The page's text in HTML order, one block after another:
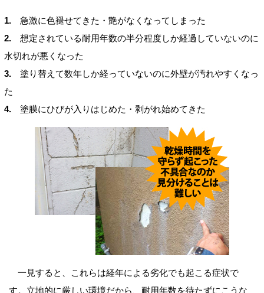
1. 急激に色褪せてきた・艶がなくなってしまった
2. 想定されている耐用年数の半分程度しか経過していないのに
水切れが悪くなった
3. 塗り替えて数年しか経っていないのに外壁が汚れやすくなっ
た
4. 塗膜にひびが入りはじめた・剥がれ始めてきた
一見すると、これらは経年による劣化でも起こる症状で
す。立地的に厳しい環境だから、耐用年数を待たずにこうな